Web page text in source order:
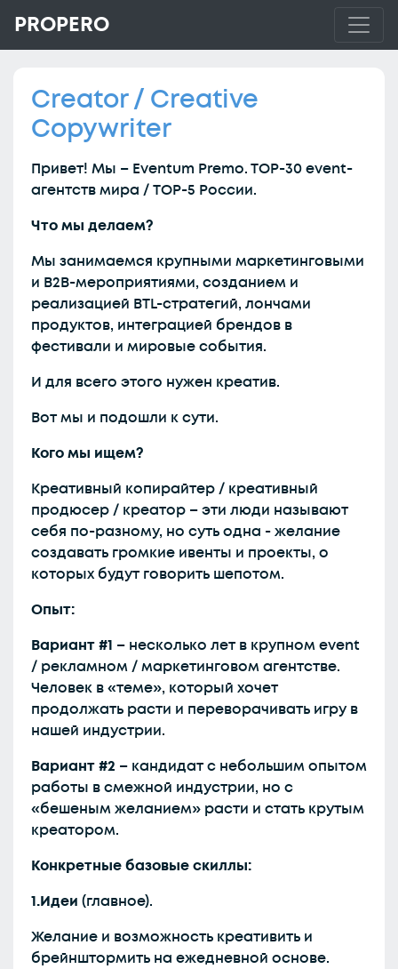
PROPERO
Creator / Creative
Copywriter
Привет! Мы – Eventum Premo. TOP-30 event-
агентств мира / TOP-5 России.
Что мы делаем?
Мы занимаемся крупными маркетинговыми
и B2B-мероприятиями, созданием и
реализацией BTL-стратегий, лончами
продуктов, интеграцией брендов в
фестивали и мировые события.
И для всего этого нужен креатив.
Вот мы и подошли к сути.
Кого мы ищем?
Креативный копирайтер / креативный
продюсер / креатор – эти люди называют
себя по-разному, но суть одна - желание
создавать громкие ивенты и проекты, о
которых будут говорить шепотом.
Опыт:
Вариант #1 – несколько лет в крупном event
/ рекламном / маркетинговом агентстве.
Человек в «теме», который хочет
продолжать расти и переворачивать игру в
нашей индустрии.
Вариант #2 – кандидат с небольшим опытом
работы в смежной индустрии, но с
«бешеным желанием» расти и стать крутым
креатором.
Конкретные базовые скиллы:
1.Идеи (главное).
Желание и возможность креативить и
брейнштормить на ежедневной основе.